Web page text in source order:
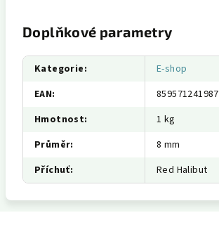
Doplňkové parametry
Kategorie:
E-shop
EAN:
Hmotnost:
1 kg
Průměr:
8 mm
Příchuť: Red Halibut